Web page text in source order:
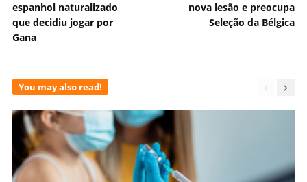
espanhol naturalizado
que decidiu jogar por
Gana
nova lesão e preocupa
Seleção da Bélgica
You may also read!